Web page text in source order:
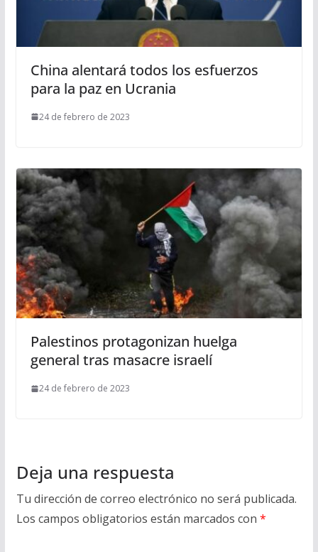
China alentará todos los esfuerzos
para la paz en Ucrania
24 de febrero de 2023
Palestinos protagonizan huelga
general tras masacre israelí
24 de febrero de 2023
Deja una respuesta
Tu dirección de correo electrónico no será publicada.
Los campos obligatorios están marcados con *